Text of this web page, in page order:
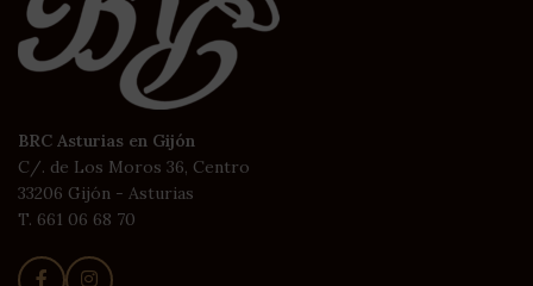
BRC Asturias en Gijón
C/. de Los Moros 36, Centro
33206 Gijón - Asturias
T. 661 06 68 70